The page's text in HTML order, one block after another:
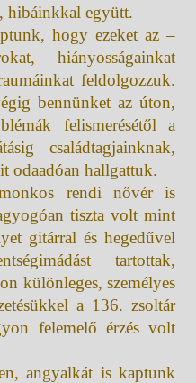
hibáinkkal együtt.
hogy ezeket az –
hiányosságainkat
feldolgozzuk.
bennünket az úton,
felismerésétől a
családtagjainknak,
odaadóan hallgattuk.
rendi nővér is
tiszta volt mint
gitárral és hegedűvel
tartottak,
különleges, személyes
a 136. zsoltár
felemelő érzés volt
angyalkát is kaptunk